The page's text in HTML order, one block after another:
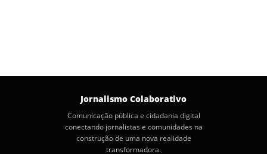
Jornalismo Colaborativo
Comunicação pública e cidadania digital
conectando jornalistas e comunidades na
construção de uma nova realidade
transformadora.